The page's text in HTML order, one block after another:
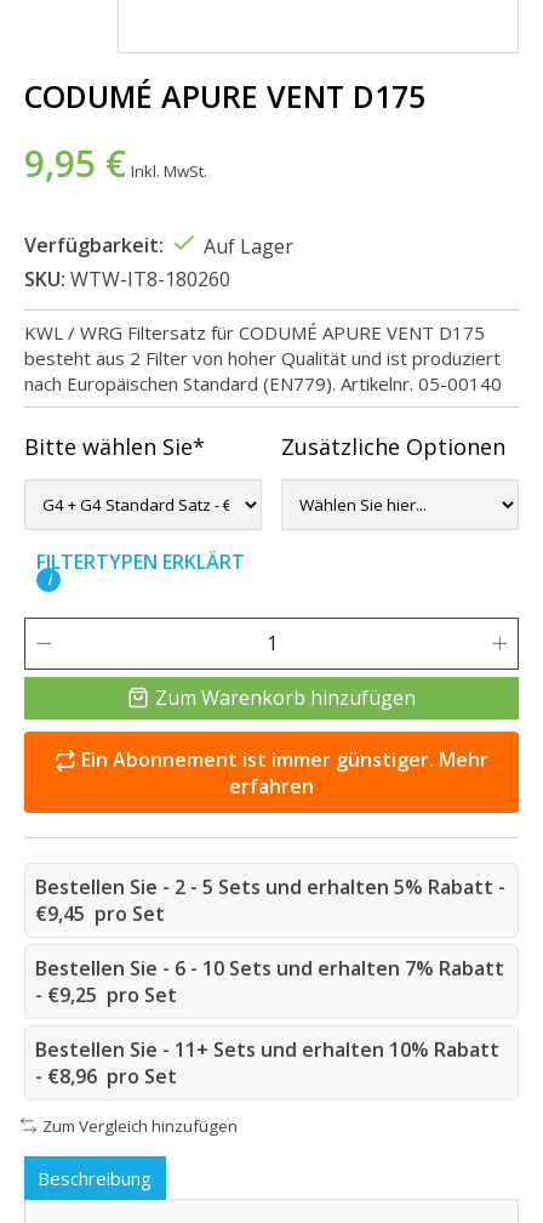
CODUMÉ APURE VENT D175
9,95 € Inkl. MwSt.
Verfügbarkeit:
Auf Lager
SKU: WTW-IT8-180260
KWL / WRG Filtersatz für CODUMÉ APURE VENT D175
besteht aus 2 Filter von hoher Qualität und ist produziert
nach Europäischen Standard (EN779). Artikelnr. 05-00140
Bitte wählen Sie* Zusätzliche Optionen
FILTERTYPEN ERKLÄRT
i
Zum Warenkorb hinzufügen
Ein Abonnement ist immer günstiger. Mehr
erfahren
Bestellen Sie - 2 - 5 Sets und erhalten 5% Rabatt -
€9,45 pro Set
Bestellen Sie - 6 - 10 Sets und erhalten 7% Rabatt
- €9,25 pro Set
Bestellen Sie - 11+ Sets und erhalten 10% Rabatt
- €8,96 pro Set
Zum Vergleich hinzufügen
Beschreibung